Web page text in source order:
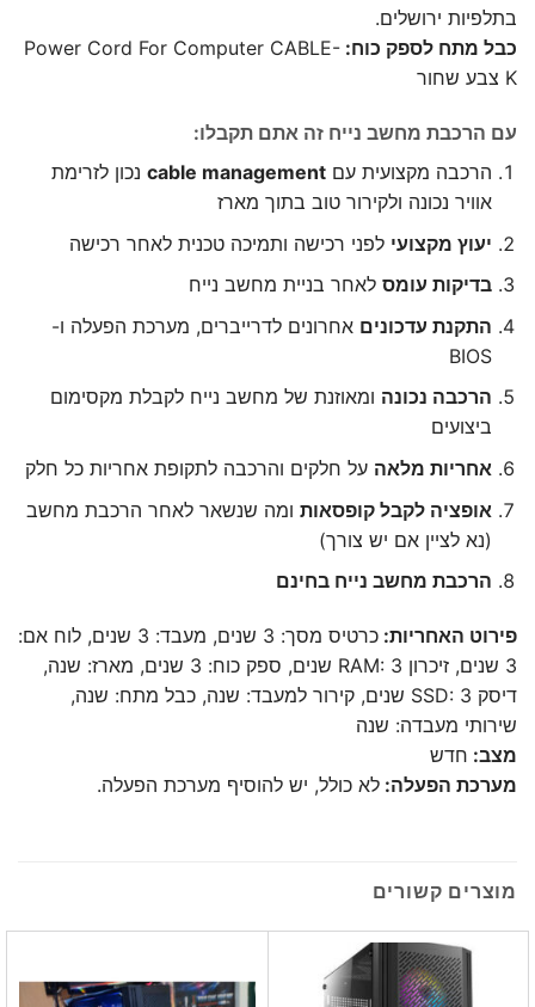
בתלפיות ירושלים.
כבל מתח לספק כוח: Power Cord For Computer CABLE-
K צבע שחור
עם הרכבת מחשב נייח זה אתם תקבלו:
הרכבה מקצועית עם cable managementנכון לזרימת
אוויר נכונה ולקירור טוב בתוך מארז
יעוץ מקצועי לפני רכישה ותמיכה טכנית לאחר רכישה
בדיקות עומסלאחר בניית מחשב נייח
התקנת עדכונים אחרונים לדרייברים, מערכת הפעלה ו-
BIOS
הרכבה נכונה ומאוזנת של מחשב נייח לקבלת מקסימום
ביצועים
אחריות מלאה על חלקים והרכבה לתקופת אחריות כל חלק
אופציה לקבל קופסאותומה שנשאר לאחר הרכבת מחשב
(נא לציין אם יש צורך)
הרכבת מחשב נייח בחינם
פירוט האחריות:
כרטיס מסך: 3 שנים, מעבד: 3 שנים, לוח אם:
3 שנים, זיכרון RAM: 3 שנים, ספק כוח: 3 שנים, מארז: שנה,
דיסק SSD: 3 שנים, קירור למעבד: שנה, כבל מתח: שנה,
שירותי מעבדה: שנה
מצב: חדש
מערכת הפעלה: לא כולל, יש להוסיף מערכת הפעלה.
מוצרים קשורים